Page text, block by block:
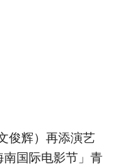
俊辉）再添演艺
国际电影节」青